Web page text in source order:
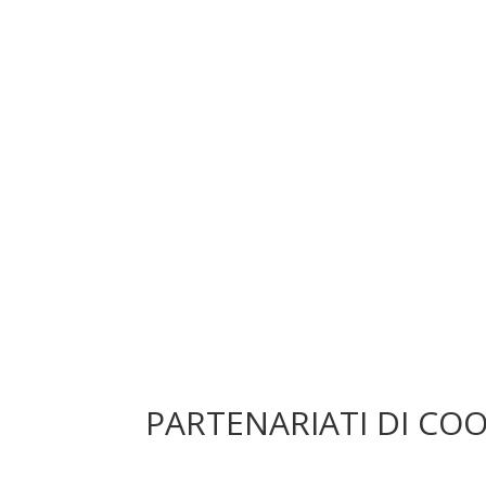
PARTENARIATI DI